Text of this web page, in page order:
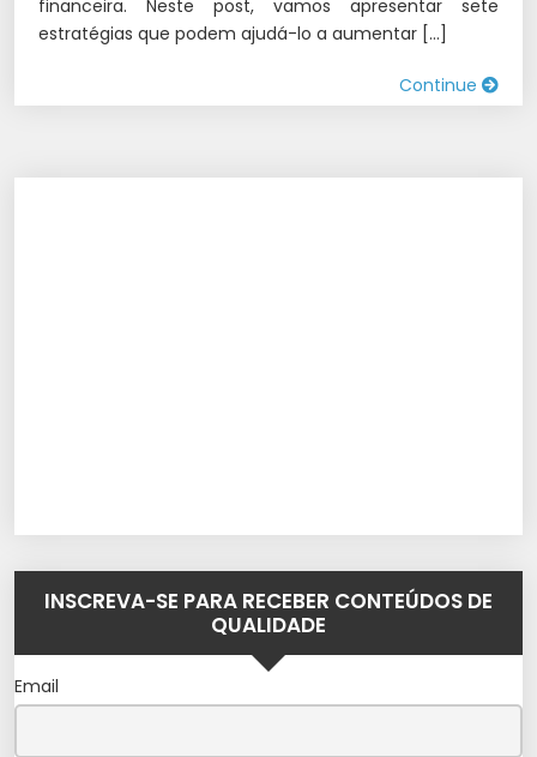
financeira. Neste post, vamos apresentar sete
estratégias que podem ajudá-lo a aumentar […]
Continue
INSCREVA-SE PARA RECEBER CONTEÚDOS DE
QUALIDADE
Email